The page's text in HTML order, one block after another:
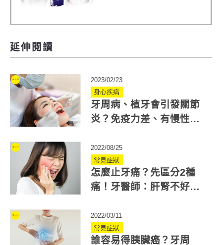
延伸閱讀
2023/02/23
身心疾病
牙周病、植牙會引發關節
炎？免疫力差、有慢性發
2022/08/25
常見症狀
怎麼止牙痛？先區分2種
痛！牙醫師：肝腎不好的
2022/03/11
常見症狀
誰容易得胰臟癌？牙周